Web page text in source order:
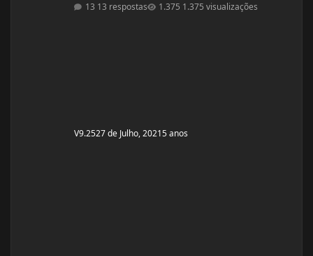
cirurgias: Frequentemente tenho hipoglicemia oque faz
13 respostas 1.375 visualizações
V9.2527 de Julho, 20215 anos